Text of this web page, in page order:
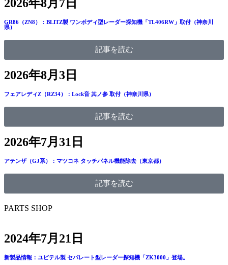
2026年8月7日
GR86（ZN8）：BLITZ製 ワンボディ型レーダー探知機「TL406RW」取付（神奈川
県）
記事を読む
2026年8月3日
フェアレディZ（RZ34）：Lock音 其ノ参 取付（神奈川県）
記事を読む
2026年7月31日
アテンザ（GJ系）：マツコネ タッチパネル機能除去（東京都）
記事を読む
PARTS SHOP
2024年7月21日
新製品情報：ユピテル製 セパレート型レーダー探知機「ZK3000」登場。